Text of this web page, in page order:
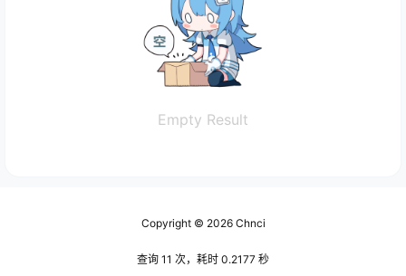
Empty Result
Copyright © 2026Chnci
查询 11 次，耗时 0.2177 秒